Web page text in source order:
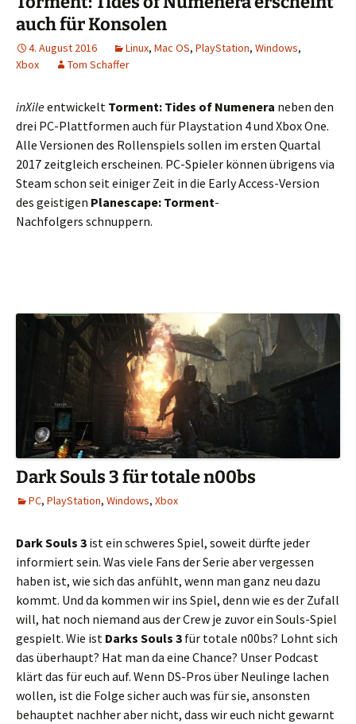
auch für Konsolen
4. August 2016 Linux, Mac OS, PlayStation, Windows,
Xbox
Tom Schaffer
inXileentwickelt Torment: Tides of Numenera neben den
drei PC-Plattformen auch für Playstation 4 und Xbox One.
Alle Versionen des Rollenspiels sollen im ersten Quartal
2017 zeitgleich erscheinen. PC-Spieler können übrigens via
Steam schon seit einiger Zeit in die Early Access-Version
des geistigen Planescape: Torment-
Nachfolgers schnuppern.
Dark Souls 3 für totale n00bs
PC, PlayStation, Windows, Xbox
Dark Souls 3 ist ein schweres Spiel, soweit dürfte jeder
informiert sein. Was viele Fans der Serie aber vergessen
haben ist, wie sich das anfühlt, wenn man ganz neu dazu
kommt. Und da kommen wir ins Spiel, denn wie es der Zufall
will, hat noch niemand aus der Crew je zuvor ein Souls-Spiel
gespielt. Wie ist Darks Souls 3 für totale n00bs? Lohnt sich
das überhaupt? Hat man da eine Chance? Unser Podcast
klärt das für euch auf. Wenn DS-Pros über Neulinge lachen
wollen, ist die Folge sicher auch was für sie, ansonsten
behauptet nachher aber nicht, dass wir euch nicht gewarnt